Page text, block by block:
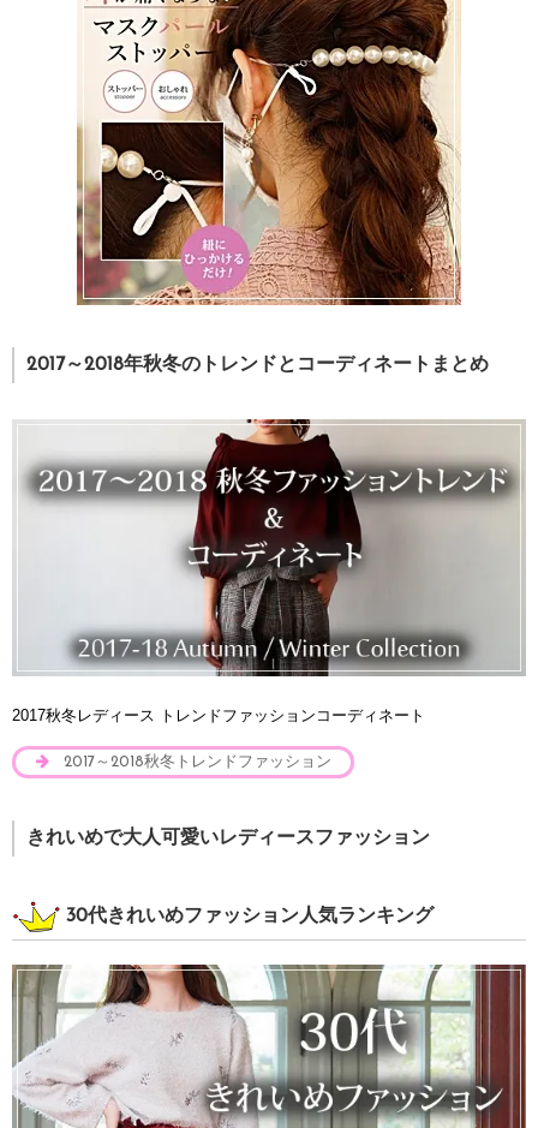
2017～2018年秋冬のトレンドとコーディネートまとめ
2017秋冬レディース トレンドファッションコーディネート
2017～2018秋冬トレンドファッション
きれいめで大人可愛いレディースファッション
30代きれいめファッション人気ランキング